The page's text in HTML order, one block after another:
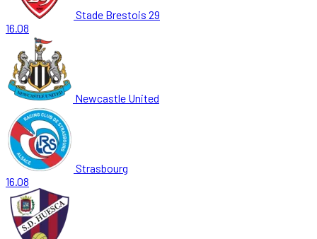
Stade Brestois 29
16.08
Newcastle United
Strasbourg
16.08